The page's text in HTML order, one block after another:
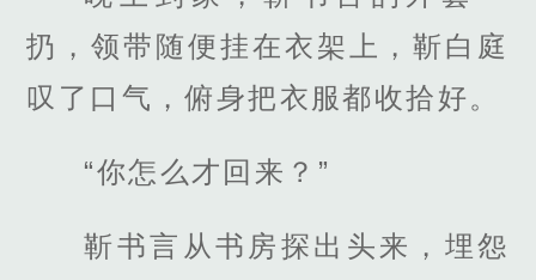
扔，领带随便挂在衣架上，靳白庭
叹了口气，俯身把衣服都收拾好。
“你怎么才回来？”
靳书言从书房探出头来，埋怨